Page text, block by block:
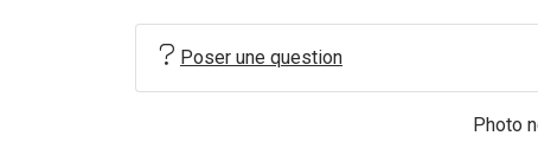
Poser une question
Photo